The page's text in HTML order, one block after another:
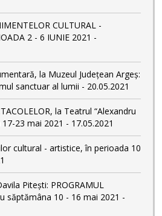
CULTURAL -
2 - 6 IUNIE 2021 -
la Muzeul Județean Argeș:
sanctuar al lumii - 20.05.2021
la Teatrul “Alexandru
23 mai 2021 - 17.05.2021
cultural - artistice, în perioada 10
Pitești: PROGRAMUL
săptămâna 10 - 16 mai 2021 -